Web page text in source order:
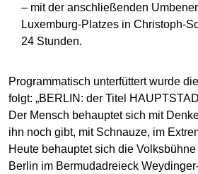
– mit der anschließenden
Luxemburg-Platzes in Christoph-
24 Stunden.
Programmatisch unterfüttert wurde
folgt: „BERLIN: der Titel
Der Mensch behauptet sich mit
ihn noch gibt, mit Schnauze, im
Heute behauptet sich die
Berlin im Bermudadreieck